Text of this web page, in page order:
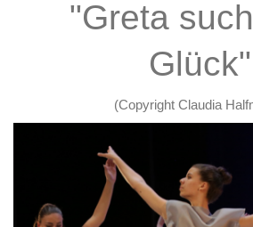
"Greta
Glück"
(Copyright Claudia